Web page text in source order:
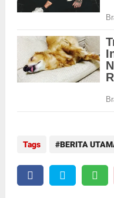
Tags BERITA